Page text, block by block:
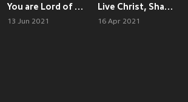
You are Lord of All
13 Jun 2021
Live Christ, Share Christ
16 Apr 2021